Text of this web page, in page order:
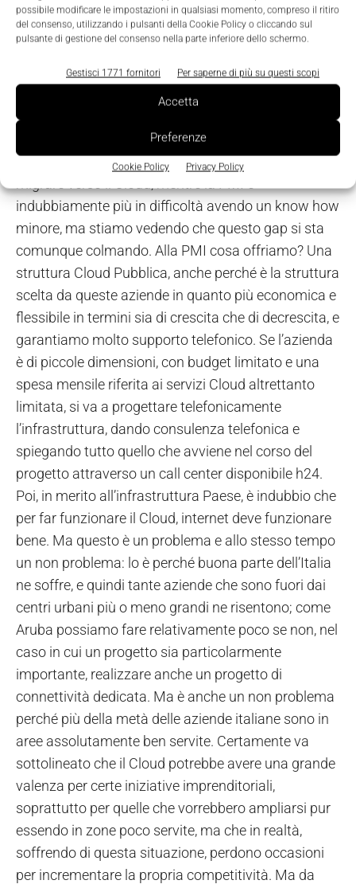
possibile modificare le impostazioni in qualsiasi momento, compreso il ritiro
del consenso, utilizzando i pulsanti della Cookie Policy o cliccando sul
pulsante di gestione del consenso nella parte inferiore dello schermo.
Gestisci 1771 fornitori Per saperne di più su questi scopi
Accetta
Preferenze
Cookie Policy Privacy Policy
guasto? C’è una centrale terziaria. Tutti i nostri
server sono poi dotati di due prese elettriche in
livello di efficienza della struttura di un Cloud
Provider è oggi superiore a quella di una qualsiasi
azienda, quello di Aruba lo è ancora di più. Ma
torniamo agli altri punti della domanda. La grande
azienda ha ben compreso tutto questo e ce la fa a
indubbiamente più in difficoltà avendo un know how
minore, ma stiamo vedendo che questo gap si sta
comunque colmando. Alla PMI cosa offriamo? Una
struttura Cloud Pubblica, anche perché è la struttura
scelta da queste aziende in quanto più economica e
flessibile in termini sia di crescita che di decrescita, e
garantiamo molto supporto telefonico. Se l’azienda
è di piccole dimensioni, con budget limitato e una
spesa mensile riferita ai servizi Cloud altrettanto
limitata, si va a progettare telefonicamente
l’infrastruttura, dando consulenza telefonica e
spiegando tutto quello che avviene nel corso del
progetto attraverso un call center disponibile h24.
Poi, in merito all’infrastruttura Paese, è indubbio che
per far funzionare il Cloud, internet deve funzionare
bene. Ma questo è un problema e allo stesso tempo
un non problema: lo è perché buona parte dell’Italia
ne soffre, e quindi tante aziende che sono fuori dai
centri urbani più o meno grandi ne risentono; come
Aruba possiamo fare relativamente poco se non, nel
caso in cui un progetto sia particolarmente
importante, realizzare anche un progetto di
connettività dedicata. Ma è anche un non problema
perché più della metà delle aziende italiane sono in
aree assolutamente ben servite. Certamente va
sottolineato che il Cloud potrebbe avere una grande
valenza per certe iniziative imprenditoriali,
soprattutto per quelle che vorrebbero ampliarsi pur
essendo in zone poco servite, ma che in realtà,
soffrendo di questa situazione, perdono occasioni
per incrementare la propria competitività. Ma da